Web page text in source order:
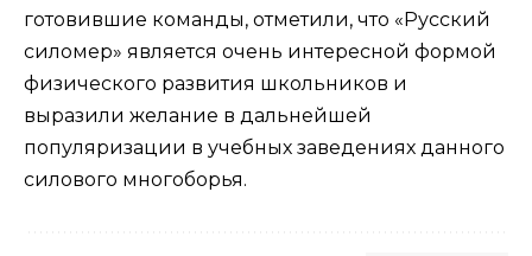
готовившие команды, отметили, что «Русский
силомер» является очень интересной формой
физического развития школьников и
выразили желание в дальнейшей
популяризации в учебных заведениях данного
силового многоборья.